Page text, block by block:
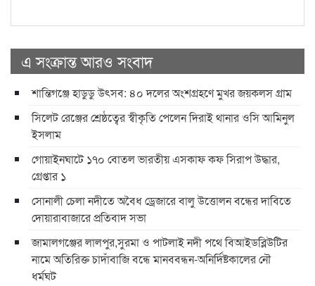
এ সংক্রান্ত আরও সংবাদ
শান্তিগঞ্জে হাডুডু উৎসব: ৪০ দলের অংশগ্রহণে মুখর জয়কলস গ্রাম
সিলেট রেঞ্জের শ্রেষ্ঠত্বের স্বীকৃতি পেলেন দিরাই থানার ওসি আমিনুল
ইসলাম
গোয়াইনঘাটে ১৭০ বোতল ভারতীয় এসকাফ কফ সিরাপ উদ্ধার,
গ্রেপ্তার ১
সোনালী চেলা নদীতে অবৈধ ড্রেজারে বালু উত্তোলন বন্ধের দাবিতে
দোয়ারাবাজারে প্রতিবাদ সভা
জামালগঞ্জের লালপুর,সুরমা ও পাটলাই নদী পথে বিআইডব্লিউটির
নামে অতিরিক্ত চাদাঁবাজি বন্ধে মানববন্ধন-অনির্দিষ্টকালের নৌ
ধর্মঘট